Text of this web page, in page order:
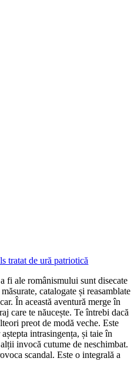
tratat de ură patriotică
fi ale românismului sunt disecate
catalogate și reasamblate
În această aventură merge în
care te năucește. Te întrebi dacă
preot de modă veche. Este
intrasingența, și taie în
invocă cutume de neschimbat.
scandal. Este o integrală a